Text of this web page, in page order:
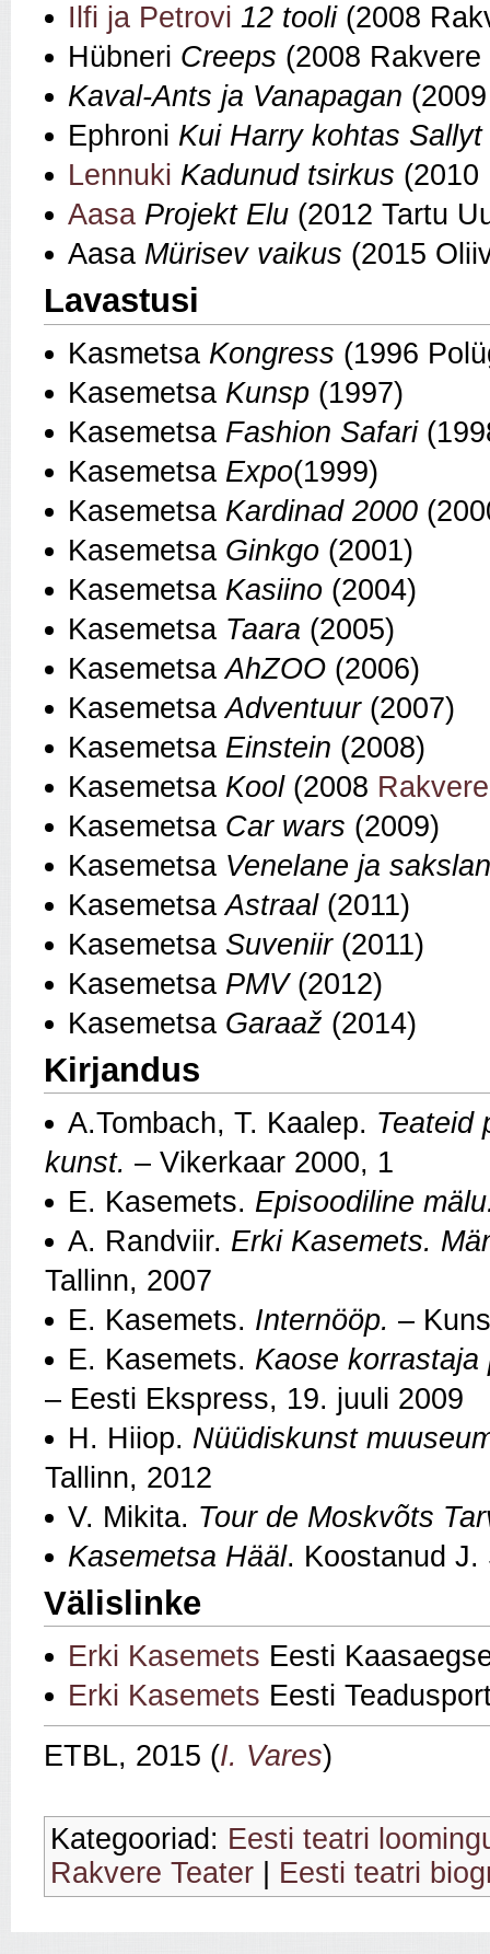
Ilfi ja Petrovi 12 tooli (2008
Hübneri Creeps (2008
Kaval-Ants ja Vanapagan
Ephroni Kui Harry kohtas Sallyt
Lennuki Kadunud tsirkus (2010
Aasa Projekt Elu (2012 Tartu
Aasa Mürisev vaikus (2015
Lavastusi
Kasmetsa Kongress (1996
Kasemetsa Kunsp (1997)
Kasemetsa Fashion Safari
Kasemetsa Expo(1999)
Kasemetsa Kardinad 2000
Kasemetsa Ginkgo (2001)
Kasemetsa Kasiino (2004)
Kasemetsa Taara (2005)
Kasemetsa AhZOO (2006)
KasemetsaAdventuur (2007)
Kasemetsa Einstein (2008)
Kasemetsa Kool (2008
Kasemetsa Car wars (2009)
Kasemetsa Venelane ja
KasemetsaAstraal (2011)
Kasemetsa Suveniir (2011)
Kasemetsa PMV (2012)
Kasemetsa Garaaž (2014)
Kirjandus
A.Tombach, T. Kaalep. Teateid
kunst. – Vikerkaar 2000, 1
E. Kasemets. Episoodiline
A. Randviir. Erki Kasemets.
Tallinn, 2007
E. Kasemets. Internööp. –
E. Kasemets. Kaose korrastaja
– Eesti Ekspress, 19. juuli 2009
H. Hiiop. Nüüdiskunst
Tallinn, 2012
V. Mikita. Tour de Moskvõts
Kasemetsa Hääl. Koostanud J.
Välislinke
Erki Kasemets Eesti
Erki Kasemets Eesti
ETBL, 2015 (I. Vares)
Kategooriad: Eesti teatri
Rakvere Teater
Eesti teatri